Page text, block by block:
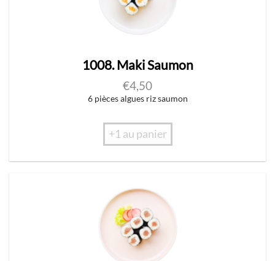
1008. Maki Saumon
€4,50
6 pièces algues riz saumon
+1 au panier